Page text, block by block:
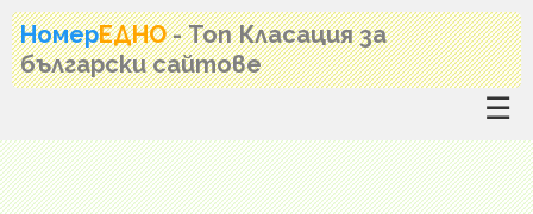
НомерЕДНО - Топ Класация за
български сайтове
☰